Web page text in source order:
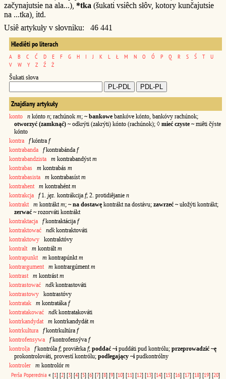
začynajutsie na ala...), *tka (šukati vsiêch słôv, kotory kunčajutsie
na ...tka), itd.
Usiê artykuły v słovniku: 46 441
Hlediêti po literach
A B C Ć D E F G H I J K L Ł M N O Ó P Q R S Ś T
U
V
W Y Z Ź Ż
Šukati słova
Znajdiany artykuły
konto n kónto n; rachúnok m; ~ bankowe bankóve kónto, bankóvy rachúnok;
otworzyć (zamknąć) ~ odkrýti (zakrýti) kónto (rachúnok); ◊ mieć czyste ~ miêti čýste
kónto
kontra
fkóntra f
kontrabanda
fkontrabánda f
kontrabandzista
m kontrabandýst m
kontrabas
m kontrabás m
kontrabasista
m kontrabasíst m
kontrahent
m kontrahént m
kontrakcja
f1. jęz. kontrákcija f; 2. protidiêjanie n
kontrakt
m kontrákt m; ~ na dostawę kontrákt na dostávu; zawrzeć ~ ułožýti kontrákt;
zerwać ~ rozorváti kontrákt
kontraktacja
fkontraktácija f
kontraktować
ndkkontraktováti
kontraktowy kontraktóvy
kontralt
m kontrált m
kontrapunkt
m kontrapúnkt m
kontrargument
m kontrargúment m
kontrast
m kontrást m
kontrastować
ndkkontrastováti
kontrastowy kontrastóvy
kontratak
m kontratáka f
kontratakować
ndkkontratakováti
kontrkandydat
m kontrkandydát m
kontrkultura
fkontrkultúra f
kontrofensywa
fkontrofensýva f
kontrol|a
fkontróla f; proviêrka f; poddać ~i puddáti pud kontrólu; przeprowadzić ~ę
prokontrolováti, provestí kontrólu; podlegający ~i pudkontrólny
kontroler
m kontrolór m
Perša Poperednia « [1] [2] [3] [4] [5] [6] [7] [8] [9] [10] [11] [12] [13] [14] [15] [16] [17] [18] [19] [20]